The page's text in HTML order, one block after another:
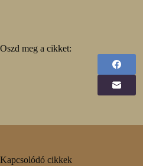
Oszd meg a cikket:
Kapcsolódó cikkek